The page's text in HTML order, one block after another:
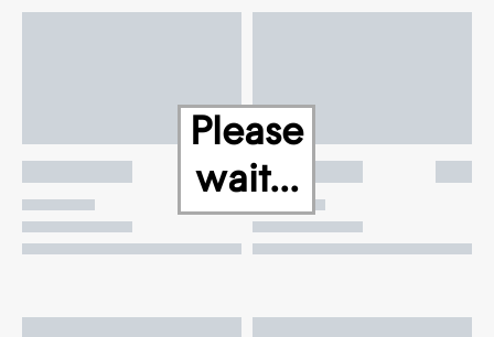
Please
wait...